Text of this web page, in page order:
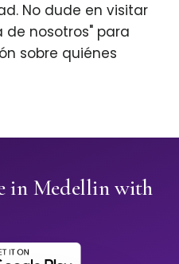
No dude en visitar
nosotros" para
sobre quiénes
in Medellin with